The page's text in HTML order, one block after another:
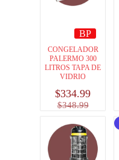
BP
CONGELADOR
PALERMO 300
LITROS TAPA DE
VIDRIO
$348.99
$334.99